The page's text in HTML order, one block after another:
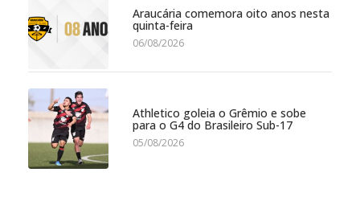
Araucária comemora oito anos nesta
quinta-feira
06/08/2026
Athletico goleia o Grêmio e sobe
para o G4 do Brasileiro Sub-17
05/08/2026